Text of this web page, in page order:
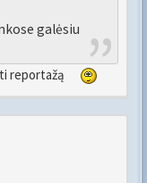
galėsiu
reportažą